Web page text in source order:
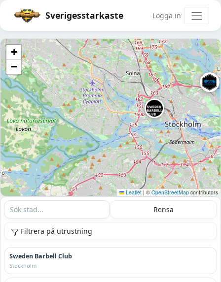
Sverigesstarkaste Logga in
+
−
Leaflet | © OpenStreetMap contributors
Rensa
Filtrera på utrustning
Sweden Barbell Club
Stockholm